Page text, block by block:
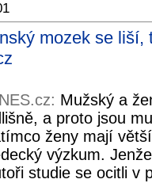
mozek se
Mužský a
a proto jsou
ženy mají
výzkum.
studie se ocitli v